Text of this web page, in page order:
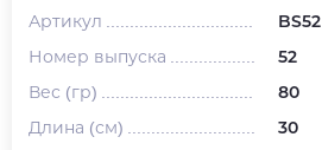
Артикул
BS52
Номер выпуска
52
Вес (гр)
80
Длина (см)
30